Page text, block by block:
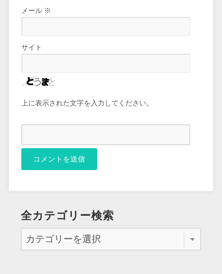
メール ※
サイト
上に表示された文字を入力してください。
全カテゴリー検索